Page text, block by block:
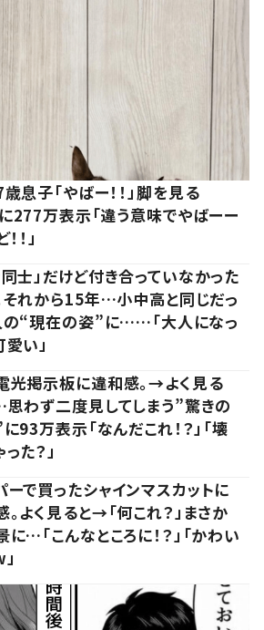
息子「やばー！！」脚を見る
277万表示「違う意味でやばーー
！」
同士」だけど付き合っていなかった
それから15年…小中高と同じだっ
の“現在の姿”に……「大人になっ
い」
光掲示板に違和感。→よく見る
わず二度見してしまう”驚きの
93万表示「なんだこれ！？」「壊
た？」
ーで買ったシャインマスカットに
。よく見ると→「何これ？」まさか
に…「こんなところに！？」「かわい